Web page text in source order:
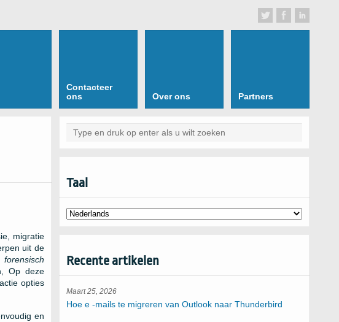
Contacteer
ons
Over ons Partners
migratie
uit de
forensisch
Op deze
opties
en
Taal
Recente artikelen
Maart 25, 2026
Hoe e -mails te migreren van Outlook naar Thunderbird